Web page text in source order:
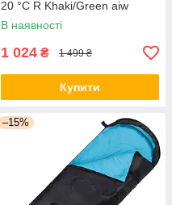
20 °C R Khaki/Green aiw
якість
В наявності
1 024 ₴ 1 499 ₴
Купити
–15%